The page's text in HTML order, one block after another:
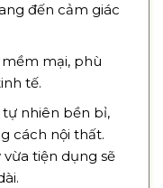
đến cảm giác
mại, phù
tế.
nhiên bền bỉ,
cách nội thất.
tiện dụng sẽ